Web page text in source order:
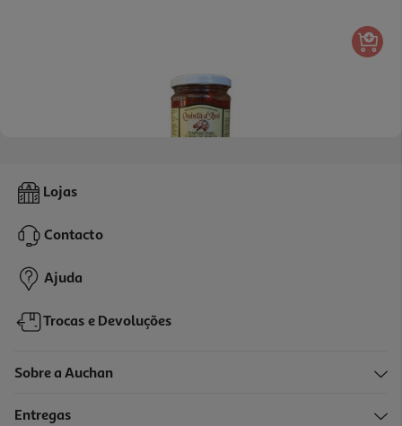
Tempero Quinta D'avó Para Grelhados Carne 200g
2,65 €
Lojas
Contacto
Ajuda
Trocas e Devoluções
Sobre a Auchan
Entregas